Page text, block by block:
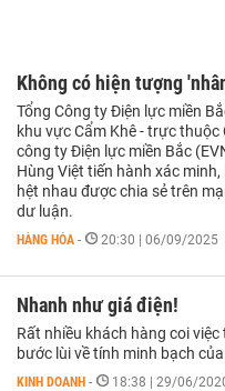
Không có hiện tượng
Tổng Công ty Điện lực miền
khu vực Cẩm Khê - trực thuộc
công ty Điện lực miền Bắc
Hùng Việt tiến hành xác
hệt nhau được chia sẻ trên
dư luận.
HÀNG HÓA - 20:30 | 06/09/2025
Nhanh như giá điện!
Rất nhiều khách hàng coi
bước lùi về tính minh bạch của
KINH DOANH - 18:38 | 29/06/